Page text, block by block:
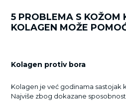
5 PROBLEMA S KOŽOM
KOLAGEN MOŽE
Kolagen protiv bora
Kolagen je već godinama sastojak
Najviše zbog dokazane